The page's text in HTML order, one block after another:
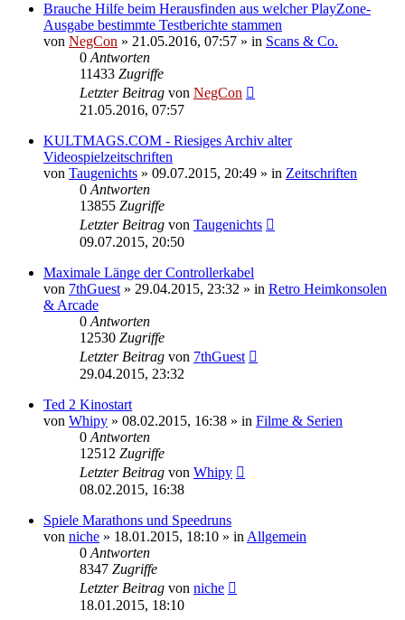
Brauche Hilfe beim Herausfinden aus welcher PlayZone-
Ausgabe bestimmte Testberichte stammen
von NegCon » 21.05.2016, 07:57 » in Scans & Co.
0Antworten
11433 Zugriffe
Letzter Beitrag von NegCon
21.05.2016, 07:57
KULTMAGS.COM - Riesiges Archiv alter
Videospielzeitschriften
von Taugenichts » 09.07.2015, 20:49 » in Zeitschriften
0Antworten
13855 Zugriffe
Letzter Beitrag von Taugenichts
09.07.2015, 20:50
Maximale Länge der Controllerkabel
von 7thGuest» 29.04.2015, 23:32 » in Retro Heimkonsolen
& Arcade
0Antworten
12530 Zugriffe
Letzter Beitrag von 7thGuest
29.04.2015, 23:32
Ted 2 Kinostart
von Whipy » 08.02.2015, 16:38 » in Filme & Serien
0Antworten
12512 Zugriffe
Letzter Beitrag von Whipy
08.02.2015, 16:38
Spiele Marathons und Speedruns
von niche » 18.01.2015, 18:10 » inAllgemein
0Antworten
8347 Zugriffe
Letzter Beitrag von niche
18.01.2015, 18:10